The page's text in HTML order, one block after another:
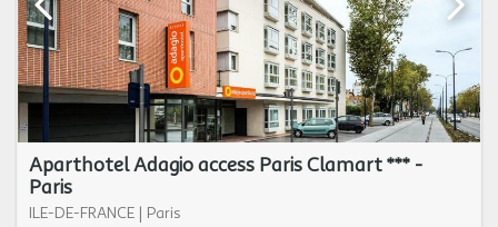
Aparthotel Adagio access Paris Clamart *** -
Paris
ILE-DE-FRANCE | Paris